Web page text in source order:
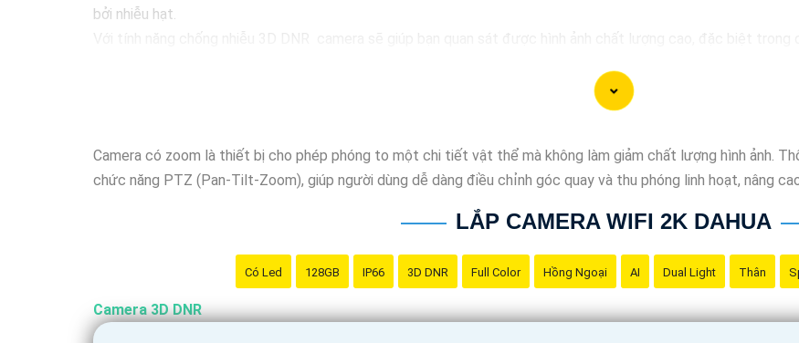
bởi nhiễu hạt.
Camera có zoom là thiết bị cho phép phóng to một chi tiết vật thể mà không làm giảm chất lượng hình ảnh.
chức năng PTZ (Pan-Tilt-Zoom), giúp người dùng dễ dàng điều chỉnh góc quay và thu phóng linh hoạt, nâng
LẮP CAMERA WIFI 2K DAHUA
Có Led 128GB IP66 3D DNR Full Color Hồng Ngoại AI Dual Light Thân
Camera 3D DNR